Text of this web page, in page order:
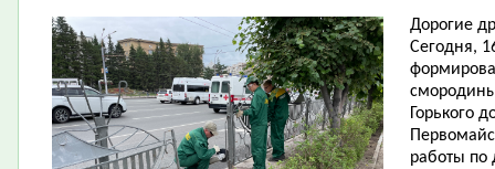
Дорогие
Сегодня,
Горького
работы по